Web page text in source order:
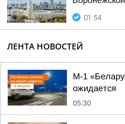
01:54
ЛЕНТА НОВОСТЕЙ
М-1
ожидается
05:30